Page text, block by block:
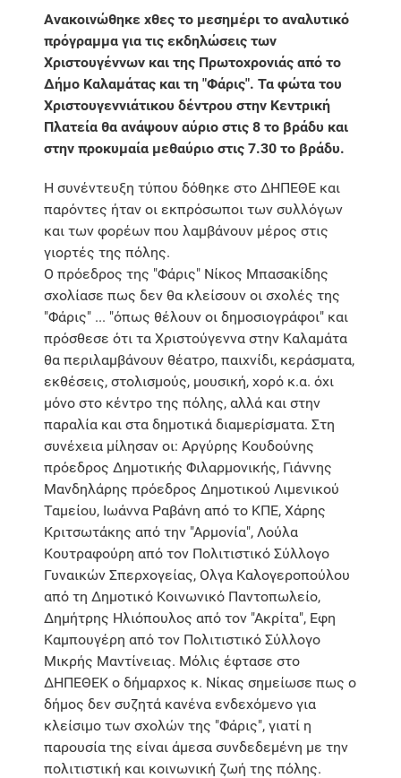
Ανακοινώθηκε χθες το μεσημέρι το αναλυτικό
πρόγραμμα για τις εκδηλώσεις των
Χριστουγέννων και της Πρωτοχρονιάς από το
Δήμο Καλαμάτας και τη "Φάρις". Τα φώτα του
Χριστουγεννιάτικου δέντρου στην Κεντρική
Πλατεία θα ανάψουν αύριο στις 8 το βράδυ και
στην προκυμαία μεθαύριο στις 7.30 το βράδυ.
Η συνέντευξη τύπου δόθηκε στο ΔΗΠΕΘΕ και
παρόντες ήταν οι εκπρόσωποι των συλλόγων
και των φορέων που λαμβάνουν μέρος στις
γιορτές της πόλης.
Ο πρόεδρος της "Φάρις" Νίκος Μπασακίδης
σχολίασε πως δεν θα κλείσουν οι σχολές της
"Φάρις" ... "όπως θέλουν οι δημοσιογράφοι" και
πρόσθεσε ότι τα Χριστούγεννα στην Καλαμάτα
θα περιλαμβάνουν θέατρο, παιχνίδι, κεράσματα,
εκθέσεις, στολισμούς, μουσική, χορό κ.α. όχι
μόνο στο κέντρο της πόλης, αλλά και στην
παραλία και στα δημοτικά διαμερίσματα. Στη
συνέχεια μίλησαν οι: Αργύρης Κουδούνης
πρόεδρος Δημοτικής Φιλαρμονικής, Γιάννης
Μανδηλάρης πρόεδρος Δημοτικού Λιμενικού
Ταμείου, Ιωάννα Ραβάνη από το ΚΠΕ, Χάρης
Κριτσωτάκης από την "Αρμονία", Λούλα
Κουτραφούρη από τον Πολιτιστικό Σύλλογο
Γυναικών Σπερχογείας, Ολγα Καλογεροπούλου
από τη Δημοτικό Κοινωνικό Παντοπωλείο,
Δημήτρης Ηλιόπουλος από τον "Ακρίτα", Εφη
Καμπουγέρη από τον Πολιτιστικό Σύλλογο
Μικρής Μαντίνειας. Μόλις έφτασε στο
ΔΗΠΕΘΕΚ ο δήμαρχος κ. Νίκας σημείωσε πως ο
δήμος δεν συζητά κανένα ενδεχόμενο για
κλείσιμο των σχολών της "Φάρις", γιατί η
παρουσία της είναι άμεσα συνδεδεμένη με την
πολιτιστική και κοινωνική ζωή της πόλης.